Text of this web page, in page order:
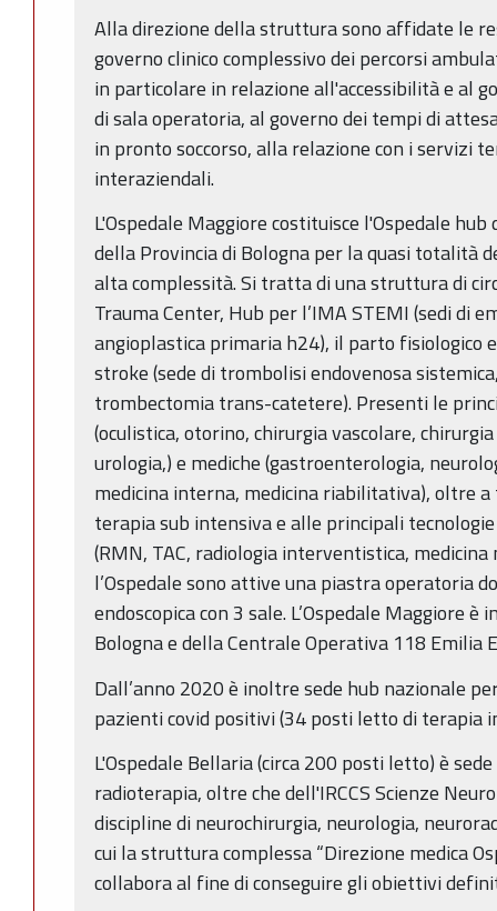
Alla direzione della struttura sono affidate le
governo clinico complessivo dei percorsi
in particolare in relazione all'accessibilità e al
di sala operatoria, al governo dei tempi di
in pronto soccorso, alla relazione con i servizi
interaziendali.
L'Ospedale Maggiore costituisce l'Ospedale
della Provincia di Bologna per la quasi totalità
alta complessità. Si tratta di una struttura di
Trauma Center, Hub per l’IMA STEMI (sedi di
angioplastica primaria h24), il parto fisiologico
stroke (sede di trombolisi endovenosa
trombectomia trans-catetere). Presenti le
(oculistica, otorino, chirurgia vascolare,
urologia,) e mediche (gastroenterologia,
medicina interna, medicina riabilitativa), oltre
terapia sub intensiva e alle principali
(RMN, TAC, radiologia interventistica, medicina
l’Ospedale sono attive una piastra operatoria
endoscopica con 3 sale. L’Ospedale Maggiore è
Bologna e della Centrale Operativa 118 Emilia
Dall’anno 2020 è inoltre sede hub nazionale
pazienti covid positivi (34 posti letto di terapia
L'Ospedale Bellaria (circa 200 posti letto) è
radioterapia, oltre che dell'IRCCS Scienze
discipline di neurochirurgia, neurologia,
cui la struttura complessa “Direzione medica
collabora al fine di conseguire gli obiettivi